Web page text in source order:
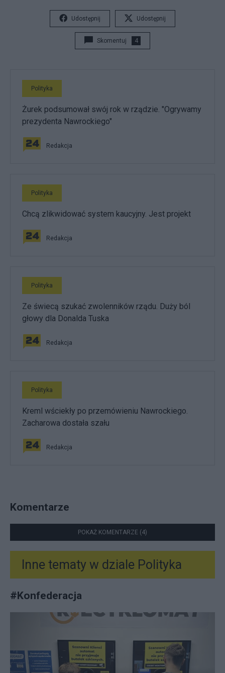
Udostępnij Udostępnij
Skomentuj 4
Polityka
Żurek podsumował swój rok w rządzie. "Ogrywamy
prezydenta Nawrockiego"
Redakcja
Polityka
Chcą zlikwidować system kaucyjny. Jest projekt
Redakcja
Polityka
Ze świecą szukać zwolenników rządu. Duży ból
głowy dla Donalda Tuska
Redakcja
Polityka
Kreml wściekły po przemówieniu Nawrockiego.
Zacharowa dostała szału
Redakcja
Komentarze
POKAŻ KOMENTARZE (4)
Inne tematy w dziale Polityka
#Konfederacja